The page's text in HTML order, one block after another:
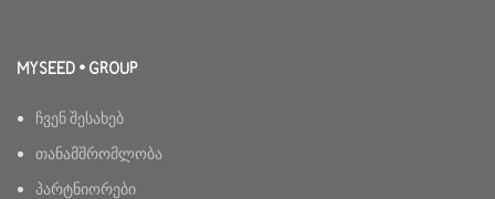
MYSEED • GROUP
ჩვენ შესახებ
თანამშრომლობა
პარტნიორები